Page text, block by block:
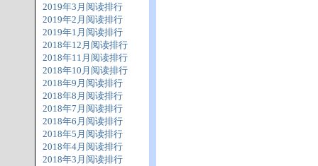
2019年3月阅读排行
2019年2月阅读排行
2019年1月阅读排行
2018年12月阅读排行
2018年11月阅读排行
2018年10月阅读排行
2018年9月阅读排行
2018年8月阅读排行
2018年7月阅读排行
2018年6月阅读排行
2018年5月阅读排行
2018年4月阅读排行
2018年3月阅读排行